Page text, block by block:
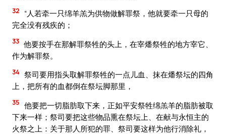
32
“人若牵一只绵羊羔为供物做解罪祭，他就要牵一只母的
完全没有残疾的；
33 他要按手在那解罪祭牲的头上，在宰燔祭牲的地方宰它、
作为解罪祭。
34 祭司要用指头取解罪祭牲的一点儿血、抹在燔祭坛的四角
上，把所有的血都倒在祭坛脚那里，
35 他要把一切脂肪取下来，正如平安祭牲绵羔羊的脂肪被取
下来一样；祭司要把这些物品熏在祭坛上、在献与永恒主的
火祭之上：关于那人所犯的罪、祭司要这样为他行消除礼，